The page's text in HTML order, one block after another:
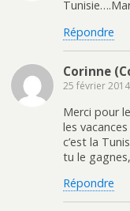
Répondre
Corinne
25 février 2014
Merci pour
les
c’est la
tu le
Répondre